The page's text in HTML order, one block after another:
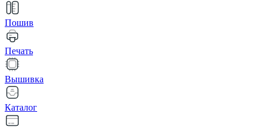
Пошив
Печать
Вышивка
Каталог